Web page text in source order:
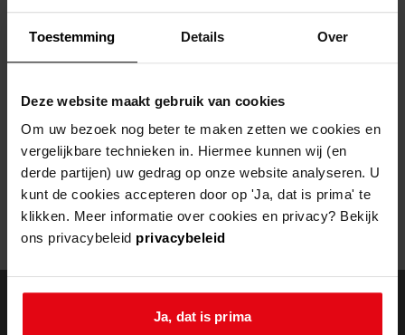
Toestemming Details Over
Deze website maakt gebruik van cookies
Om uw bezoek nog beter te maken zetten we cookies en
vergelijkbare technieken in. Hiermee kunnen wij (en
derde partijen) uw gedrag op onze website analyseren. U
kunt de cookies accepteren door op 'Ja, dat is prima' te
klikken. Meer informatie over cookies en privacy? Bekijk
ons privacybeleid privacybeleid
Ja, dat is prima
Helaas, er is een fout opgetreden
Mogelijk kunt u deze pagina niet bezoeken door:
een verouderde bladwijzer/favoriet
een zoekmachine heeft eenverouderde lijst van de website
eenfout getyptadres